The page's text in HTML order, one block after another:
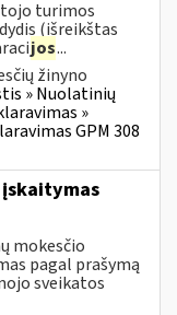
turimos
(išreikštas
jos...
žinyno
» Nuolatinių
»
GPM 308
mokesčio
pagal prašymą
sveikatos